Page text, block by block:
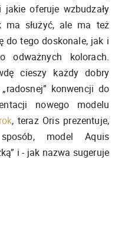
oferuje wzbudzały
ma służyć, ale ma też
do tego doskonale, jak i
odważnych kolorach.
cieszy każdy dobry
konwencji do
nowego modelu
, teraz Oris prezentuje,
model Aquis
i - jak nazwa sugeruje